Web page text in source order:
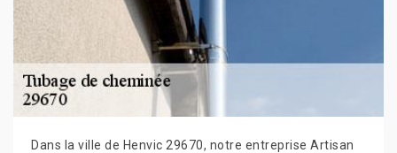
Dans la ville de Henvic 29670, notre entreprise Artisan